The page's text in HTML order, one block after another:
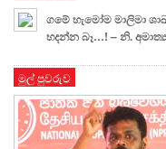
ගමේ හැමෝම මාලිමා
හදන්න බෑ…! – නි.
මුල් පුවරුව